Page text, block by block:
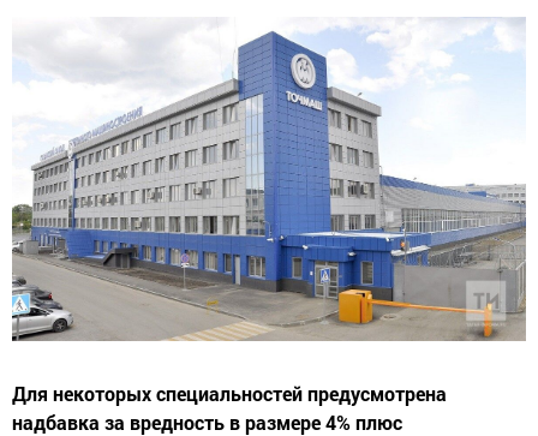
Для некоторых специальностей предусмотрена
надбавка за вредность в размере 4% плюс